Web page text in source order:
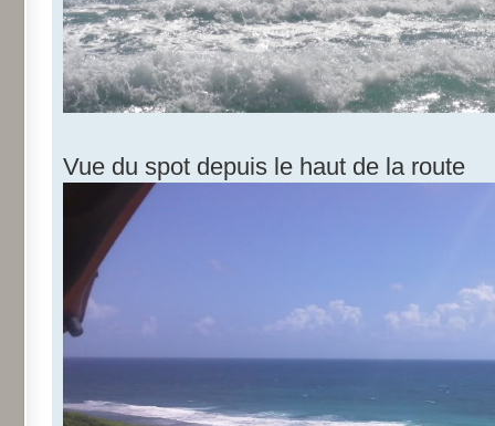
Vue du spot depuis le haut de la route